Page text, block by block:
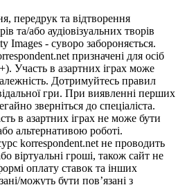
передрук та відтворення
та/або аудіовізуальних творів
Images - суворо забороняється.
призначені для осіб
Участь в азартних іграх може
Дотримуйтесь правил
гри. При виявленні перших
зверніться до спеціаліста.
в азартних іграх не може бути
альтернативою роботі.
korrespondent.net не проводить
віртуальні гроші, також сайт не
оплату ставок та інших
можуть бути пов’язані з